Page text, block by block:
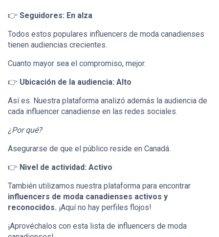
👉 Seguidores: En alza
Todos estos populares influencers de moda canadienses
tienen audiencias crecientes.
Cuanto mayor sea el compromiso, mejor.
👉 Ubicación de la audiencia: Alto
Así es. Nuestra plataforma analizó además la audiencia de
cada influencer canadiense en las redes sociales.
¿Por qué?
Asegurarse de que el público reside en Canadá.
👉 Nivel de actividad: Activo
También utilizamos nuestra plataforma para encontrar
influencers de moda canadienses activos y
reconocidos. ¡Aquí no hay perfiles flojos!
¡Aprovéchalos con esta lista de influencers de moda